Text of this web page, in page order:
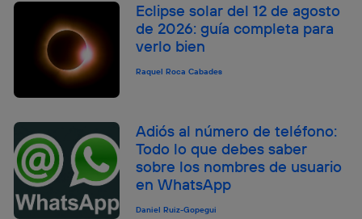
Eclipse solar del 12 de agosto
de 2026: guía completa para
verlo bien
Raquel Roca Cabades
Adiós al número de teléfono:
Todo lo que debes saber
sobre los nombres de usuario
en WhatsApp
Daniel Ruiz-Gopegui